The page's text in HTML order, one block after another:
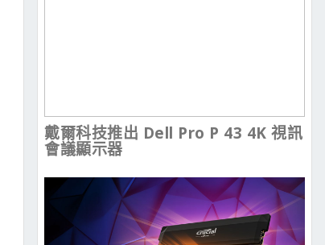
戴爾科技推出 Dell Pro P 43 4K 視訊
會議顯示器